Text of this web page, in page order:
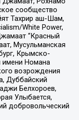
сообщество
Тахрир аш-Шам,
White Power,
“Красный
Мусульманская
Крымско-
имени Номана
возрождения
Дуббайский
Белхороев,
Улыбается,
добровольческий